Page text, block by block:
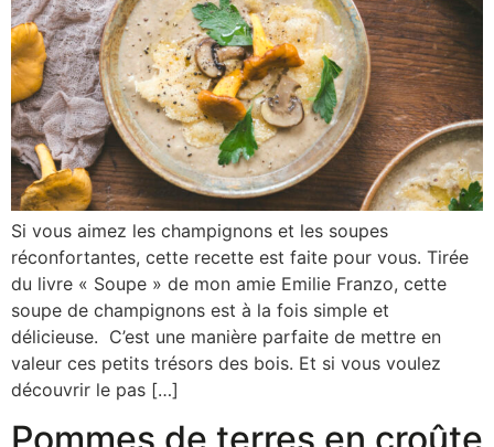
Si vous aimez les champignons et les soupes
réconfortantes, cette recette est faite pour vous. Tirée
du livre « Soupe » de mon amie Emilie Franzo, cette
soupe de champignons est à la fois simple et
délicieuse. C’est une manière parfaite de mettre en
valeur ces petits trésors des bois. Et si vous voulez
découvrir le pas […]